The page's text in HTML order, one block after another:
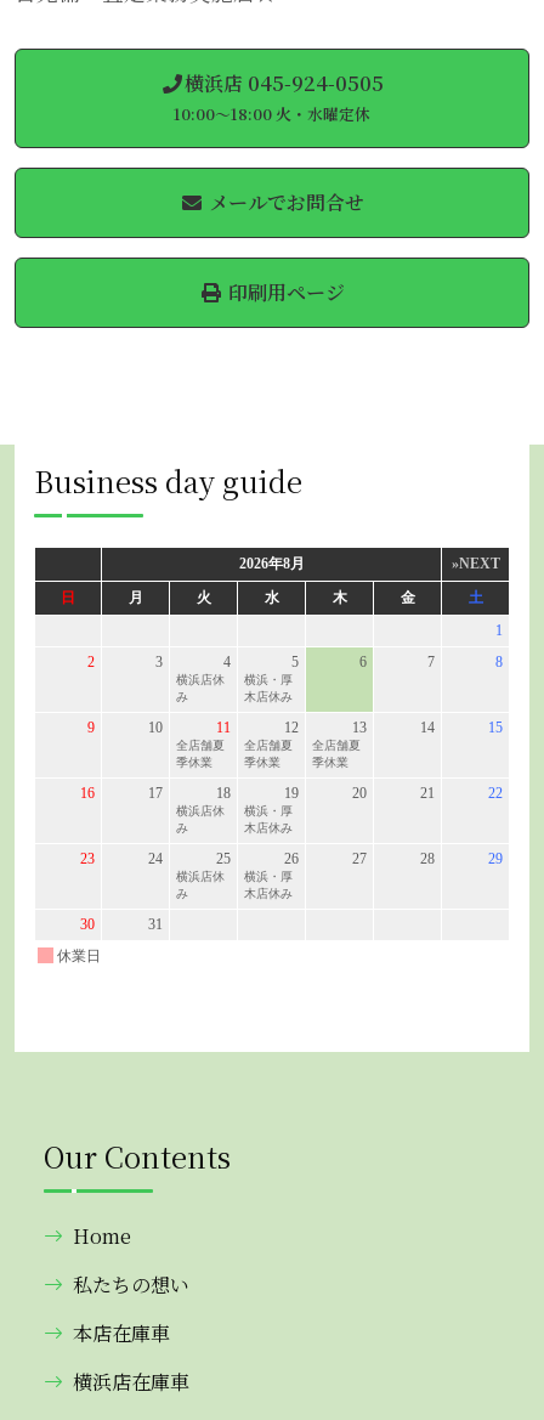
横浜店 045-924-0505
10:00～18:00 火・水曜定休
メールでお問合せ
印刷用ページ
Business day guide
Our Contents
Home
私たちの想い
本店在庫車
横浜店在庫車